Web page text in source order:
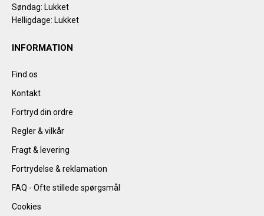
Søndag: Lukket
Helligdage: Lukket
INFORMATION
Find os
Kontakt
Fortryd din ordre
Regler & vilkår
Fragt & levering
Fortrydelse & reklamation
FAQ - Ofte stillede spørgsmål
Cookies